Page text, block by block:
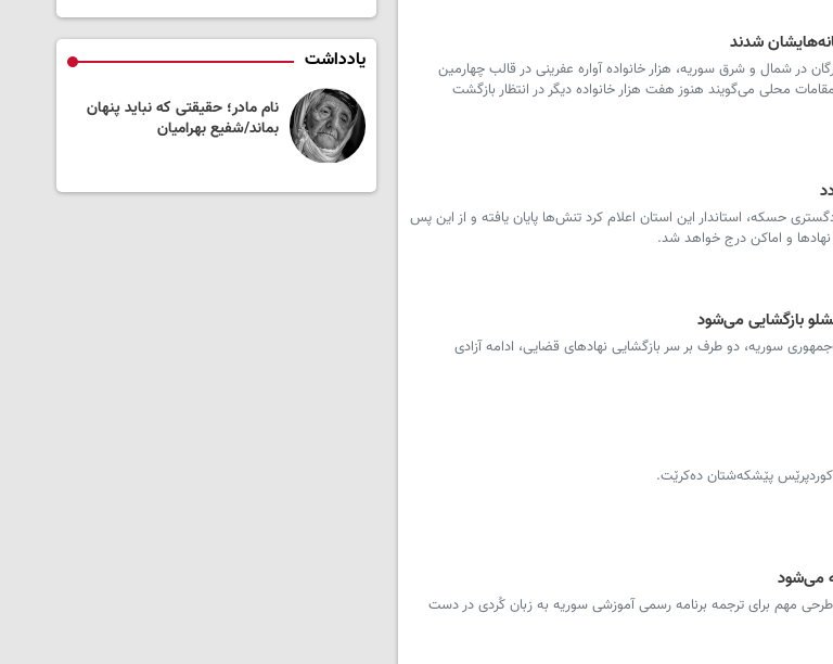
شدند
در شمال و شرق سوریه، هزار خانواده آواره عفرینی در قالب چهارمین
محلی می‌گویند هنوز هفت هزار خانواده دیگر در انتظار بازگشت
حسکه، استاندار این استان اعلام کرد تنش‌ها پایان یافته و از این پس
نهادها و اماکن درج خواهد شد.
بازگشایی می‌شود
سوریه، دو طرف بر سر بازگشایی نهادهای قضایی، ادامه آزادی
می‌شود
مهم برای ترجمه برنامه رسمی آموزشی سوریه به زبان کُردی در دست
یادداشت
نام مادر؛ حقیقتی که نباید پنهان
بماند/شفیع بهرامیان